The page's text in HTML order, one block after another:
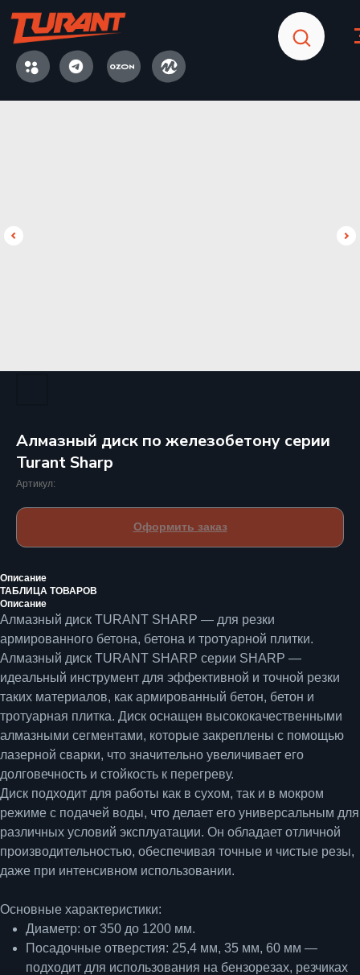
Алмазный диск по железобетону серии
Turant Sharp
Артикул:
Оформить заказ
Описание
ТАБЛИЦА ТОВАРОВ
Описание
Алмазный диск TURANT SHARP — для резки
армированного бетона, бетона и тротуарной плитки.
Алмазный диск TURANT SHARP серии SHARP —
идеальный инструмент для эффективной и точной резки
таких материалов, как армированный бетон, бетон и
тротуарная плитка. Диск оснащен высококачественными
алмазными сегментами, которые закреплены с помощью
лазерной сварки, что значительно увеличивает его
долговечность и стойкость к перегреву.
Диск подходит для работы как в сухом, так и в мокром
режиме с подачей воды, что делает его универсальным для
различных условий эксплуатации. Он обладает отличной
производительностью, обеспечивая точные и чистые резы,
даже при интенсивном использовании.
Основные характеристики:
Диаметр: от 350 до 1200 мм.
Посадочные отверстия: 25,4 мм, 35 мм, 60 мм —
подходит для использования на бензорезах, резчиках